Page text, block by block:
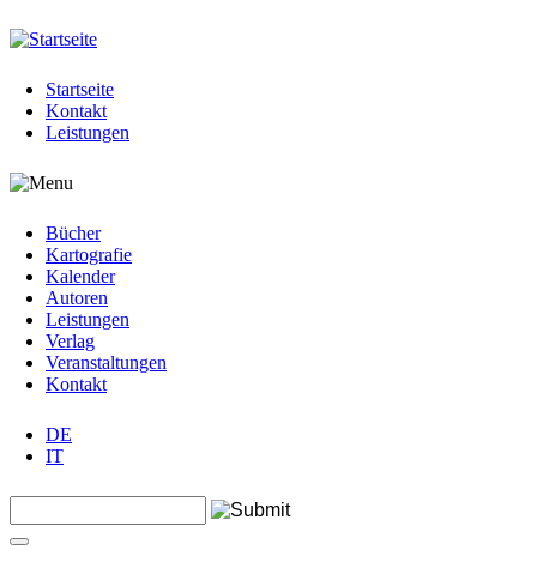
Jump to navigation
Startseite
Kontakt
Leistungen
Bücher
Kartografie
Kalender
Autoren
Leistungen
Verlag
Veranstaltungen
Kontakt
DE
IT
Suchformular